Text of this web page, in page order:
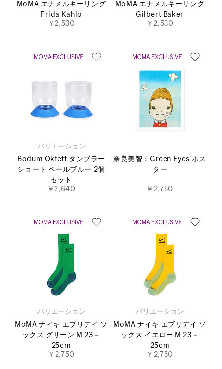
MoMA エナメルキーリング
Frida Kahlo
￥2,530
MoMA エナメルキーリング
Gilbert Baker
￥2,530
バリエーション
Bodum Oktett タンブラー
ショート ペールブルー 2個
セット
￥2,640
奈良美智：Green Eyes ポス
ター
￥2,750
バリエーション
MoMA ナイキ エブリデイ ソ
ックス グリーン M 23－
25cm
￥2,750
バリエーション
MoMA ナイキ エブリデイ ソ
ックス イエロー M 23－
25cm
￥2,750